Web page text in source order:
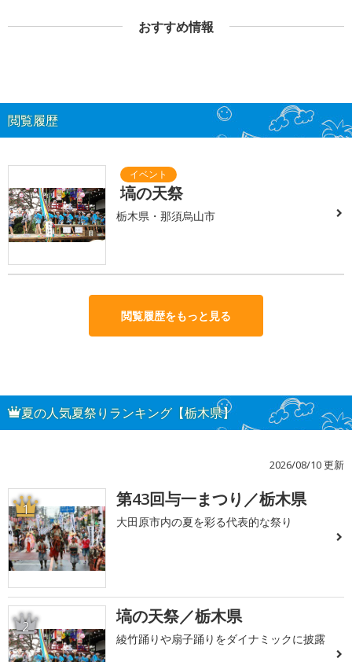
おすすめ情報
閲覧履歴
塙の天祭
栃木県・那須烏山市
閲覧履歴をもっと見る
夏の人気夏祭りランキング【栃木県】
2026/08/10 更新
1 第43回与一まつり／栃木県
大田原市内の夏を彩る代表的な祭り
2 塙の天祭／栃木県
綾竹踊りや扇子踊りをダイナミックに披露